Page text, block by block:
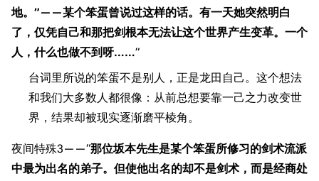
地。”——某个笨蛋曾说过这样的话。有一天她突然明白
了，仅凭自己和那把剑根本无法让这个世界产生变革。一个
人，什么也做不到呀……”
台词里所说的笨蛋不是别人，正是龙田自己。这个想法
和我们大多数人都很像：从前总想要靠一己之力改变世
界，结果却被现实逐渐磨平棱角。
夜间特殊3——“那位坂本先生是某个笨蛋所修习的剑术流派
中最为出名的弟子。但使他出名的却不是剑术，而是经商处